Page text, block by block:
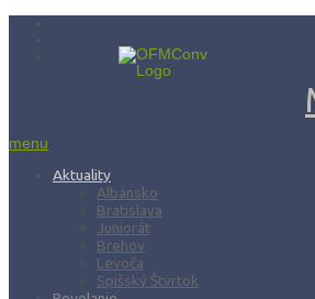
menu
Aktuality
Albánsko
Bratislava
Juniorát
Brehov
Levoča
Spišský Štvrtok